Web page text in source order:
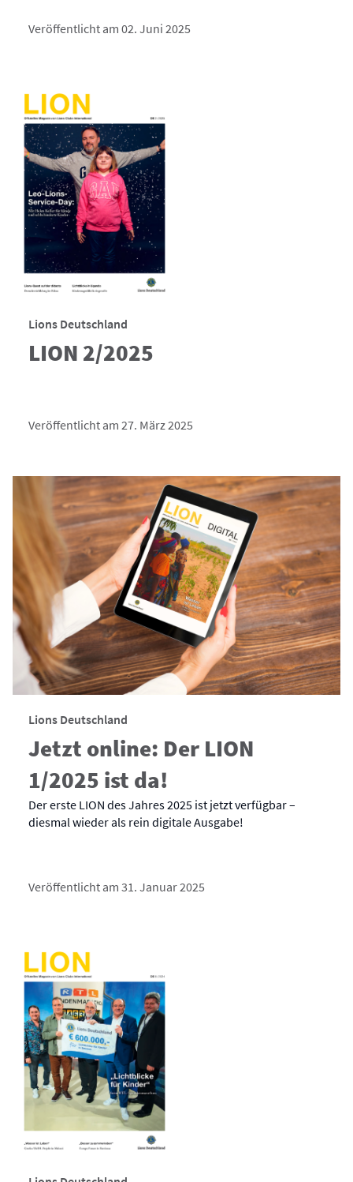
Veröffentlicht am 02. Juni 2025
Lions Deutschland
LION 2/2025
Veröffentlicht am 27. März 2025
Lions Deutschland
Jetzt online: Der LION
1/2025 ist da!
Der erste LION des Jahres 2025 ist jetzt verfügbar –
diesmal wieder als rein digitale Ausgabe!
Veröffentlicht am 31. Januar 2025